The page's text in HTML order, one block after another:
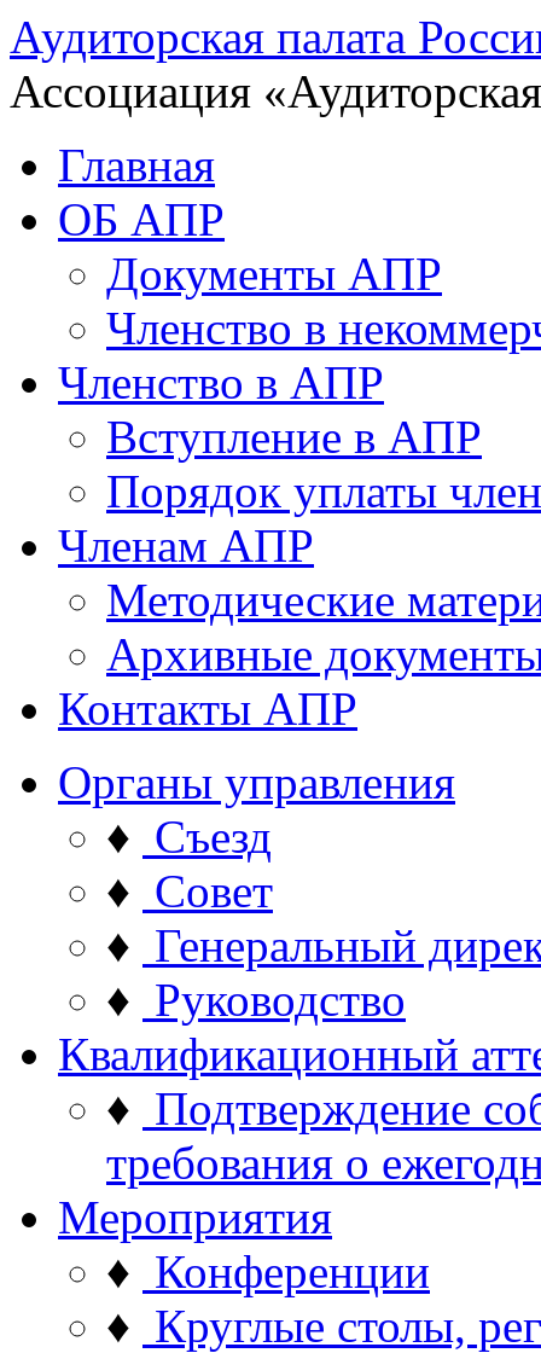
Аудиторская палата
Ассоциация
Главная
ОБ АПР
Документы АПР
Членство в
Членство в АПР
Вступление в АПР
Порядок уплаты
Членам АПР
Методические
Архивные
Контакты АПР
Органы управления
♦ Съезд
♦ Совет
♦ Генеральный
♦ Руководство
Квалификационный
♦ Подтверждение
требования о
Мероприятия
♦ Конференции
♦ Круглые столы,